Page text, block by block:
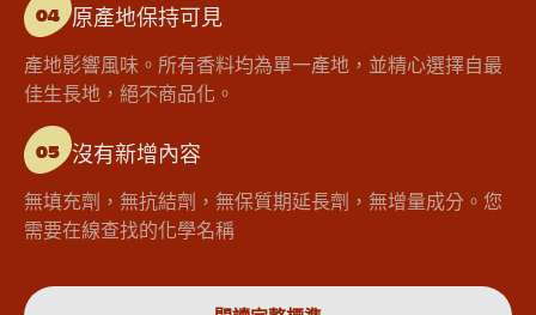
04 原產地保持可見
產地影響風味。所有香料均為單一產地，並精心選擇自最
佳生長地，絕不商品化。
05 沒有新增內容
無填充劑，無抗結劑，無保質期延長劑，無增量成分。您
需要在線查找的化學名稱